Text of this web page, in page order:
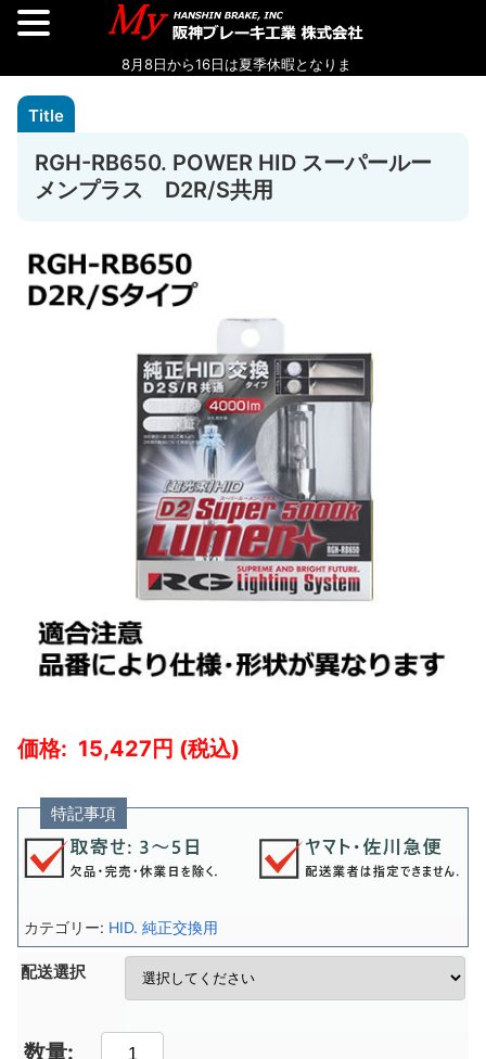
RGH-RB650. POWER HID スーパールー
メンプラス D2R/S共用
15,427
特記事項
配送選択
カテゴリー: HID. 純正交換用